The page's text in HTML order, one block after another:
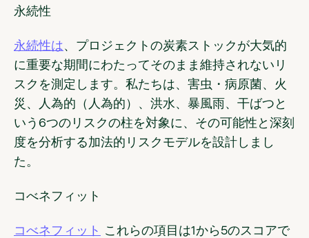
永続性
永続性は、プロジェクトの炭素ストックが大気的
に重要な期間にわたってそのまま維持されないリ
スクを測定します。私たちは、害虫・病原菌、火
災、人為的（人為的）、洪水、暴風雨、干ばつと
いう6つのリスクの柱を対象に、その可能性と深刻
度を分析する加法的リスクモデルを設計しまし
た。
コべネフィット
コべネフィット
これらの項目は1から5のスコアで